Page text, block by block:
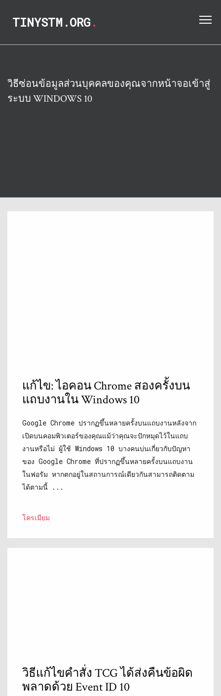
TINYSTM.ORG.
วิธีซ่อนข้อมูลส่วนบุคคลของคุณจากหน้าจอเข้าสู่
ระบบ WINDOWS 10
แก้ไข: ไอคอน Chrome สองครั้งบน
แถบงานใน Windows 10
Google Chrome ปรากฏขึ้นหลายครั้งบนแถบงานหลังจาก
เปิดบนคอมพิวเตอร์ของคุณแม้ว่าคุณจะปักหมุดไว้ในแถบ
งานหรือไม่ ผู้ใช้ Windows 10 บางคนบ่นเกี่ยวกับปัญหา
ของ Google Chrome ที่ปรากฏขึ้นหลายครั้งบนแถบงาน
ในฟอรัม หากตกอยู่ในสถานการณ์เดียวกันสามารถติดตาม
ได้ตามนี้ ...
โครเมียม
วิธีแก้ไขคำสั่ง TCG ได้ส่งคืนข้อผิด
พลาดด้วย Event ID 10